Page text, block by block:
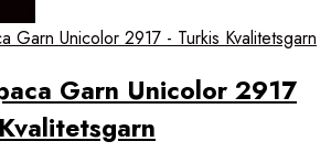
Garn Unicolor 2917